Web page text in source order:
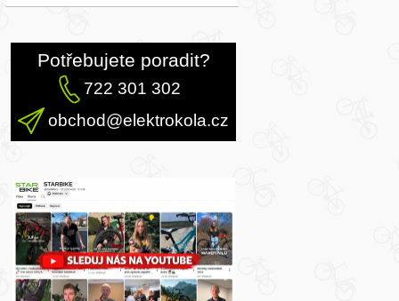
Potřebujete poradit?
722 301 302
obchod@elektrokola.cz